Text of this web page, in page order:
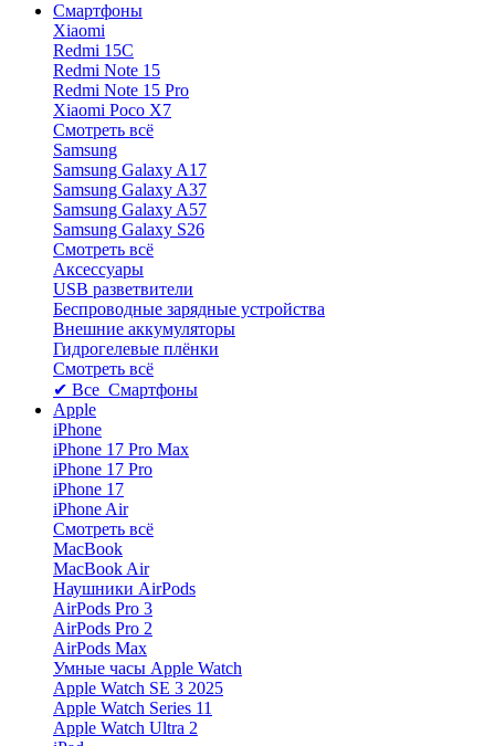
Смартфоны
Xiaomi
Redmi 15C
Redmi Note 15
Redmi Note 15 Pro
Xiaomi Poco X7
Смотреть всё
Samsung
Samsung Galaxy A17
Samsung Galaxy A37
Samsung Galaxy A57
Samsung Galaxy S26
Смотреть всё
Аксессуары
USB разветвители
Беспроводные зарядные устройства
Внешние аккумуляторы
Гидрогелевые плёнки
Смотреть всё
✔ Все Смартфоны
Apple
iPhone
iPhone 17 Pro Max
iPhone 17 Pro
iPhone 17
iPhone Air
Смотреть всё
MacBook
MacBook Air
Наушники AirPods
AirPods Pro 3
AirPods Pro 2
AirPods Max
Умные часы Apple Watch
Apple Watch SE 3 2025
Apple Watch Series 11
Apple Watch Ultra 2